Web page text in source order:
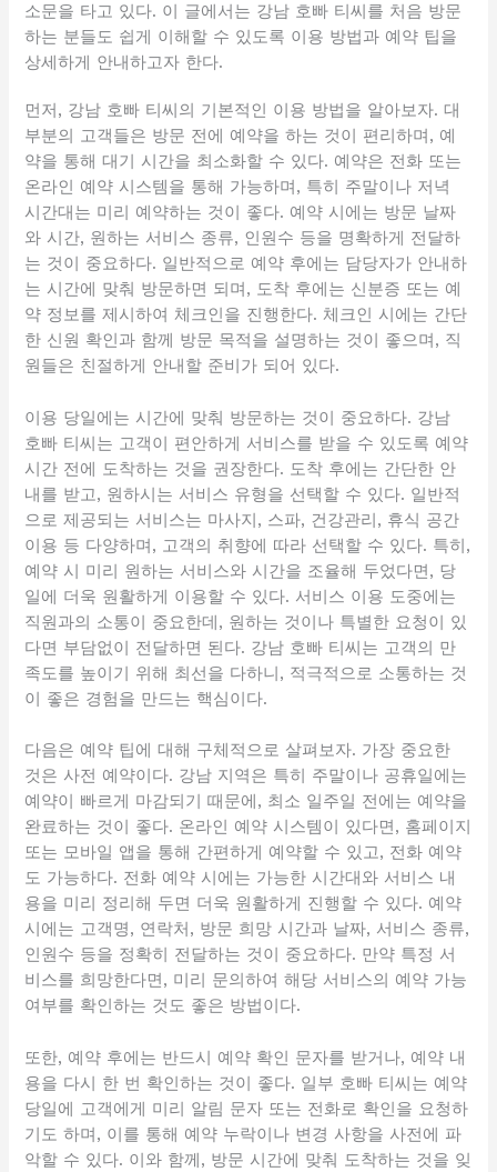
소문을 타고 있다. 이 글에서는 강남 호빠 티씨를 처음 방문
하는 분들도 쉽게 이해할 수 있도록 이용 방법과 예약 팁을
상세하게 안내하고자 한다.
먼저, 강남 호빠 티씨의 기본적인 이용 방법을 알아보자. 대
부분의 고객들은 방문 전에 예약을 하는 것이 편리하며, 예
약을 통해 대기 시간을 최소화할 수 있다. 예약은 전화 또는
온라인 예약 시스템을 통해 가능하며, 특히 주말이나 저녁
시간대는 미리 예약하는 것이 좋다. 예약 시에는 방문 날짜
와 시간, 원하는 서비스 종류, 인원수 등을 명확하게 전달하
는 것이 중요하다. 일반적으로 예약 후에는 담당자가 안내하
는 시간에 맞춰 방문하면 되며, 도착 후에는 신분증 또는 예
약 정보를 제시하여 체크인을 진행한다. 체크인 시에는 간단
한 신원 확인과 함께 방문 목적을 설명하는 것이 좋으며, 직
원들은 친절하게 안내할 준비가 되어 있다.
이용 당일에는 시간에 맞춰 방문하는 것이 중요하다. 강남
호빠 티씨는 고객이 편안하게 서비스를 받을 수 있도록 예약
시간 전에 도착하는 것을 권장한다. 도착 후에는 간단한 안
내를 받고, 원하시는 서비스 유형을 선택할 수 있다. 일반적
으로 제공되는 서비스는 마사지, 스파, 건강관리, 휴식 공간
이용 등 다양하며, 고객의 취향에 따라 선택할 수 있다. 특히,
예약 시 미리 원하는 서비스와 시간을 조율해 두었다면, 당
일에 더욱 원활하게 이용할 수 있다. 서비스 이용 도중에는
직원과의 소통이 중요한데, 원하는 것이나 특별한 요청이 있
다면 부담없이 전달하면 된다. 강남 호빠 티씨는 고객의 만
족도를 높이기 위해 최선을 다하니, 적극적으로 소통하는 것
이 좋은 경험을 만드는 핵심이다.
다음은 예약 팁에 대해 구체적으로 살펴보자. 가장 중요한
것은 사전 예약이다. 강남 지역은 특히 주말이나 공휴일에는
예약이 빠르게 마감되기 때문에, 최소 일주일 전에는 예약을
완료하는 것이 좋다. 온라인 예약 시스템이 있다면, 홈페이지
또는 모바일 앱을 통해 간편하게 예약할 수 있고, 전화 예약
도 가능하다. 전화 예약 시에는 가능한 시간대와 서비스 내
용을 미리 정리해 두면 더욱 원활하게 진행할 수 있다. 예약
시에는 고객명, 연락처, 방문 희망 시간과 날짜, 서비스 종류,
인원수 등을 정확히 전달하는 것이 중요하다. 만약 특정 서
비스를 희망한다면, 미리 문의하여 해당 서비스의 예약 가능
여부를 확인하는 것도 좋은 방법이다.
또한, 예약 후에는 반드시 예약 확인 문자를 받거나, 예약 내
용을 다시 한 번 확인하는 것이 좋다. 일부 호빠 티씨는 예약
당일에 고객에게 미리 알림 문자 또는 전화로 확인을 요청하
기도 하며, 이를 통해 예약 누락이나 변경 사항을 사전에 파
악할 수 있다. 이와 함께, 방문 시간에 맞춰 도착하는 것을 잊